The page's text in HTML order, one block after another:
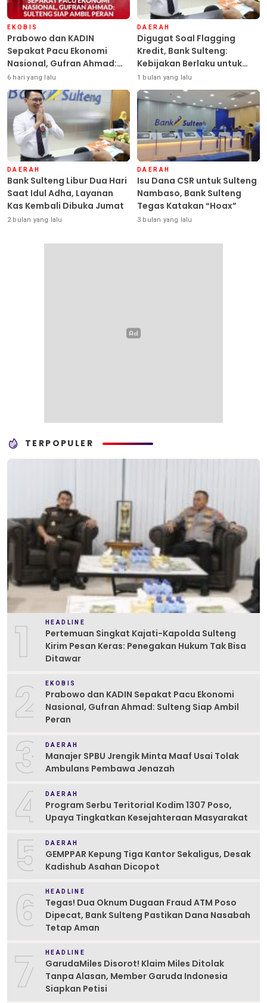
EKOBIS
Prabowo dan KADIN
Sepakat Pacu Ekonomi
Nasional, Gufran Ahmad:
Sulteng Siap Ambil Peran
6 hari yang lalu
DAERAH
Digugat Soal Flagging
Kredit, Bank Sulteng:
Kebijakan Berlaku untuk
Seluruh Debitur ASN
1 bulan yang lalu
DAERAH
Bank Sulteng Libur Dua Hari
Saat Idul Adha, Layanan
Kas Kembali Dibuka Jumat
2 bulan yang lalu
DAERAH
Isu Dana CSR untuk Sulteng
Nambaso, Bank Sulteng
Tegas Katakan “Hoax”
3 bulan yang lalu
TERPOPULER
1 HEADLINE
Pertemuan Singkat Kajati-Kapolda Sulteng
Kirim Pesan Keras: Penegakan Hukum Tak Bisa
Ditawar
2 EKOBIS
Prabowo dan KADIN Sepakat Pacu Ekonomi
Nasional, Gufran Ahmad: Sulteng Siap Ambil
Peran
3 DAERAH
Manajer SPBU Jrengik Minta Maaf Usai Tolak
Ambulans Pembawa Jenazah
4 DAERAH
Program Serbu Teritorial Kodim 1307 Poso,
Upaya Tingkatkan Kesejahteraan Masyarakat
5 DAERAH
GEMPPAR Kepung Tiga Kantor Sekaligus, Desak
Kadishub Asahan Dicopot
6 HEADLINE
Tegas! Dua Oknum Dugaan Fraud ATM Poso
Dipecat, Bank Sulteng Pastikan Dana Nasabah
Tetap Aman
7 HEADLINE
GarudaMiles Disorot! Klaim Miles Ditolak
Tanpa Alasan, Member Garuda Indonesia
Siapkan Petisi